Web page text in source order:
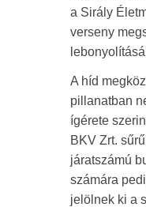
a Sirály
verseny
A híd
pillanatban
ígérete
BKV Zrt.
járatszámú
számára
jelölnek ki a